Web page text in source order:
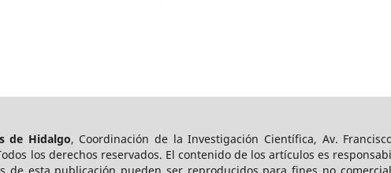
de Hidalgo, Coordinación de la Investigación Científica, Av.
los derechos reservados. El contenido de los artículos es